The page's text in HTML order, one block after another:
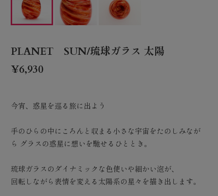
PLANET SUN/琉球ガラス 太陽
¥6,930
今宵、惑星を巡る旅に出よう
手のひらの中にころんと収まる小さな宇宙をたのしみなが
ら グラスの惑星に想いを馳せるひととき。
琉球ガラスのダイナミックな色使いや細かい泡が、
回転しながら表情を変える太陽系の星々を描き出します。